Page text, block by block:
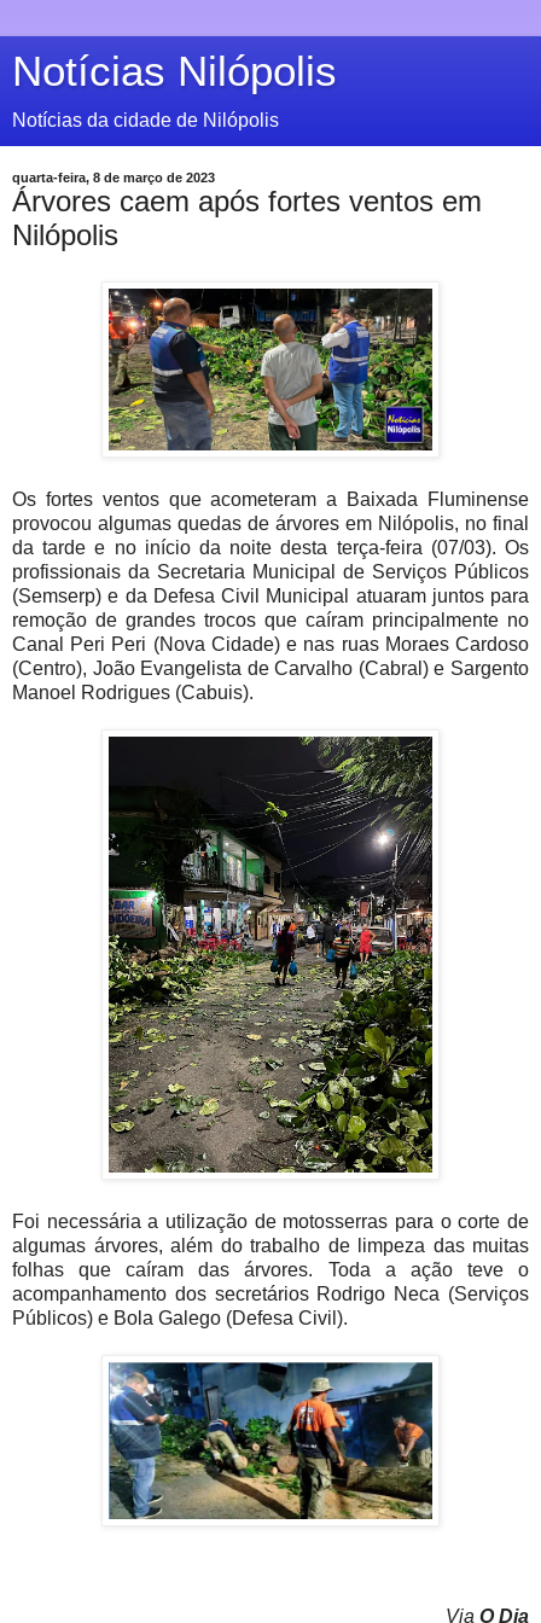
Notícias Nilópolis
Notícias da cidade de Nilópolis
quarta-feira, 8 de março de 2023
Árvores caem após fortes ventos em
Nilópolis
Os fortes ventos que acometeram a Baixada Fluminense
provocou algumas quedas de árvores em Nilópolis, no final
da tarde e no início da noite desta terça-feira (07/03). Os
profissionais da Secretaria Municipal de Serviços Públicos
(Semserp) e da Defesa Civil Municipal atuaram juntos para
remoção de grandes trocos que caíram principalmente no
Canal Peri Peri (Nova Cidade) e nas ruas Moraes Cardoso
(Centro), João Evangelista de Carvalho (Cabral) e Sargento
Manoel Rodrigues (Cabuis).
Foi necessária a utilização de motosserras para o corte de
algumas árvores, além do trabalho de limpeza das muitas
folhas que caíram das árvores. Toda a ação teve o
acompanhamento dos secretários Rodrigo Neca (Serviços
Públicos) e Bola Galego (Defesa Civil).
Via O Dia